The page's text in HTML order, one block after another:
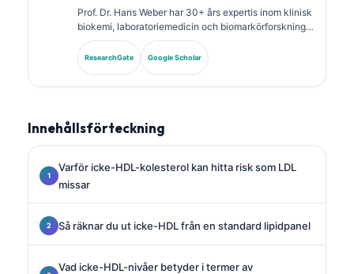
Prof. Dr. Hans Weber har 30+ års expertis inom klinisk
biokemi, laboratoriemedicin och biomarkörforskning.
Tidigare president för German Society for Clinical
Chemistry, och han specialiserar sig på analys av
diagnostiska paneler, standardisering av biomarkörer
ResearchGate Google Scholar
Innehållsförteckning
Varför icke-HDL-kolesterol kan hitta risk som LDL
missar
Så räknar du ut icke-HDL från en standard lipidpanel
Vad icke-HDL-nivåer betyder i termer av